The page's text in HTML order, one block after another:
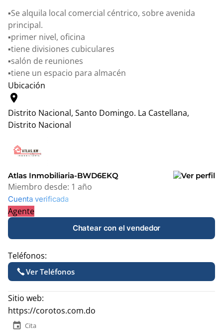
▪️Se alquila local comercial céntrico, sobre avenida
principal.
▪️primer nivel, oficina
▪️tiene divisiones cubiculares
▪️salón de reuniones
▪️tiene un espacio para almacén
Ubicación
location_on
Distrito Nacional, Santo Domingo. La Castellana,
Distrito Nacional
+
−
Atlas Inmobiliaria-BWD6EKQ
Miembro desde: 1 año
Cuenta verificada
Agente
Chatear con el vendedor
Teléfonos:
Ver Teléfonos
Sitio web:
https://corotos.com.do
event Cita